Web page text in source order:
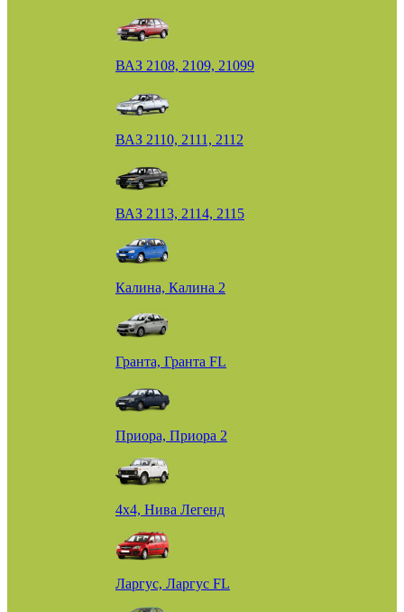
ВАЗ 2108, 2109, 21099
ВАЗ 2110, 2111, 2112
ВАЗ 2113, 2114, 2115
Калина, Калина 2
Гранта, Гранта FL
Приора, Приора 2
4х4, Нива Легенд
Ларгус, Ларгус FL